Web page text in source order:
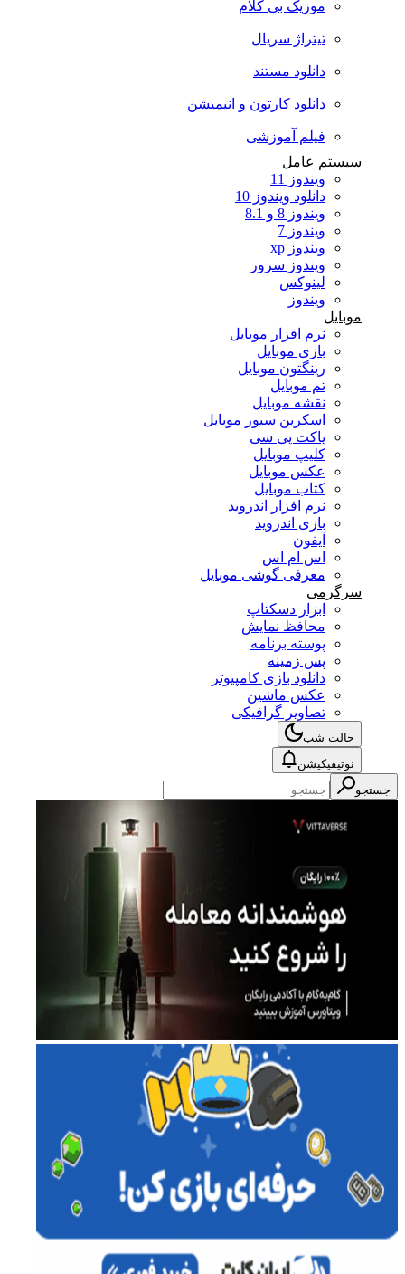
موزیک بی کلام
تیتراژ سریال
دانلود مستند
دانلود کارتون و انیمیشن
فیلم آموزشی
سیستم عامل
ویندوز 11
دانلود ویندوز 10
ویندوز 8 و 8.1
ویندوز 7
ویندوز xp
ویندوز سرور
لینوکس
ویندوز
موبایل
نرم افزار موبایل
بازی موبایل
رینگتون موبایل
تم موبایل
نقشه موبایل
اسکرین سیور موبایل
پاکت پی سی
کلیپ موبایل
عکس موبایل
کتاب موبایل
نرم افزار اندروید
بازی اندروید
آیفون
اس ام اس
معرفی گوشی موبایل
سرگرمی
ابزار دسکتاپ
محافظ نمایش
پوسته برنامه
پس زمینه
دانلود بازی کامپیوتر
عکس ماشین
تصاویر گرافیکی
حالت شب
نوتیفیکیشن
جستجو